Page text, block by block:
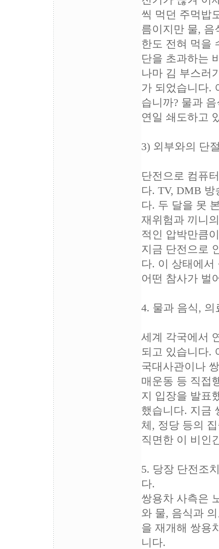
씩 먹던 주먹밥
름이지만 물, 음
한도 전혀 먹을
단을 초과하는
나마 김 부스러
가 되었습니다.
습니까? 물과
연일 쇄도하고
3) 외부와의 단
단전으로 컴퓨
다. TV, DMB
다. 두 달을 못
재위험과 끼니
적인 압박만큼
지금 단전으로
다. 이 상태에
어떤 참사가 벌
4. 물과 음식,
세계 각국에서
되고 있습니다.
국대사관이나
매운동 등 직접
지 입장을 발표
했습니다. 지금
체, 정당 등의
직면한 이 비인
5. 당장 단전조
다.
쌍용차 사측은
와 물, 음식과
을 재개해 쌍용
니다.